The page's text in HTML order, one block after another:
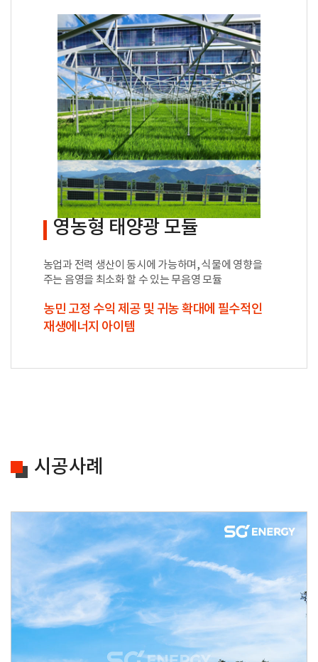
영농형 태양광 모듈
농업과 전력 생산이 동시에 가능하며, 식물에 영향을
주는 음영을 최소화 할 수 있는 무음영 모듈
농민 고정 수익 제공 및 귀농 확대에 필수적인
재생에너지 아이템
시공사례